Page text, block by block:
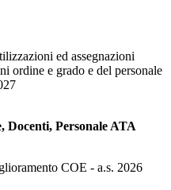
ed assegnazioni
ordine e grado e del personale
Docenti, Personale ATA
COE - a.s. 2026